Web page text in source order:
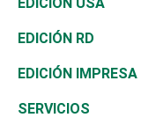
Ocenanía
Caribe
Resto del mundo
Telecom.
Global y variable
Economía personal
Sociales
Novedades
Podcast Arte Libre
Tenis
Olimpismo
Más deportes
Frente al Statu Quo
El Espía
Noticiero Poteleche
Historia
Martes de tecnología
Cambio climático
Revista
Deportes
Opinión
EDICIÓN RD
EDICIÓN IMPRESA
SERVICIOS